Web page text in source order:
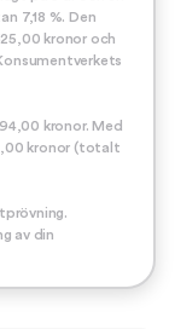
7,18 %. Den
kronor och
kronor. Med
kronor (totalt
av din